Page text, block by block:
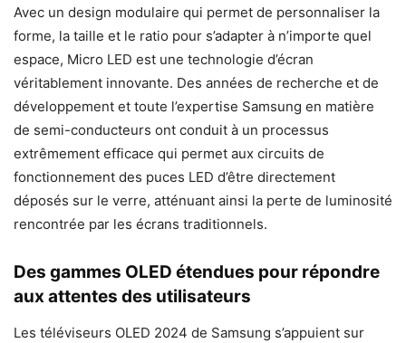
Avec un design modulaire qui permet de personnaliser la
forme, la taille et le ratio pour s’adapter à n’importe quel
espace, Micro LED est une technologie d’écran
véritablement innovante. Des années de recherche et de
développement et toute l’expertise Samsung en matière
de semi-conducteurs ont conduit à un processus
extrêmement efficace qui permet aux circuits de
fonctionnement des puces LED d’être directement
déposés sur le verre, atténuant ainsi la perte de luminosité
rencontrée par les écrans traditionnels.
Des gammes OLED étendues pour répondre
aux attentes des utilisateurs
Les téléviseurs OLED 2024 de Samsung s’appuient sur